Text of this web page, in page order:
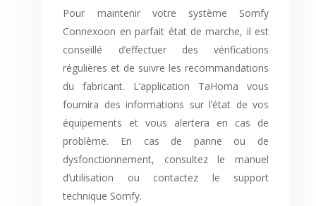
Pour maintenir votre système Somfy
Connexoon en parfait état de marche, il est
conseillé d’effectuer des vérifications
régulières et de suivre les recommandations
du fabricant. L’application TaHoma vous
fournira des informations sur l’état de vos
équipements et vous alertera en cas de
problème. En cas de panne ou de
dysfonctionnement, consultez le manuel
d’utilisation ou contactez le support
technique Somfy.